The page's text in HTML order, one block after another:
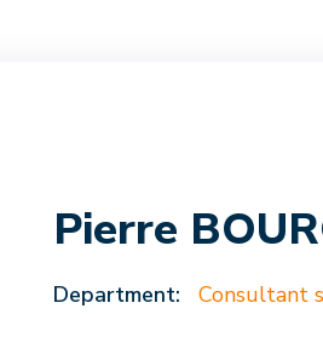
Pierre
Department: Consultant